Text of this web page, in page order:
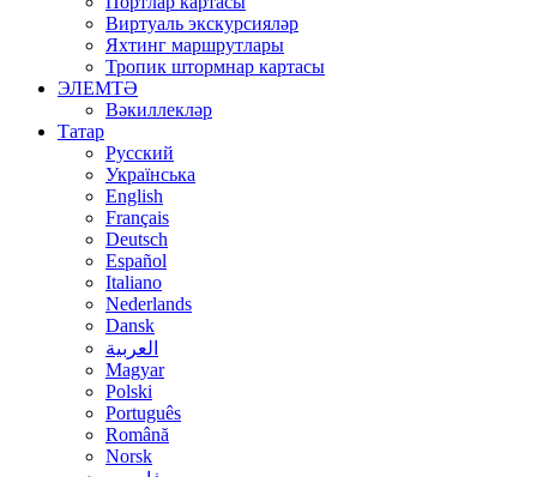
Виртуаль экскурсияләр
Яхтинг маршрутлары
Тропик штормнар картасы
ЭЛЕМТӘ
Вәкиллекләр
Татар
Русский
Українська
English
Français
Deutsch
Español
Italiano
Nederlands
Dansk
العربية
Magyar
Polski
Português
Română
Norsk